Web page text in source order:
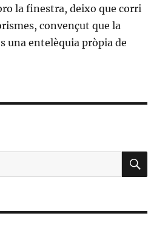
la finestra, deixo que corri
convençut que la
una entelèquia pròpia de